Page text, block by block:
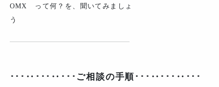
OMX って何？を、聞いてみましょ
う
･･･‥･･･‥･･･ご相談の手順･･･‥･･･‥･･･